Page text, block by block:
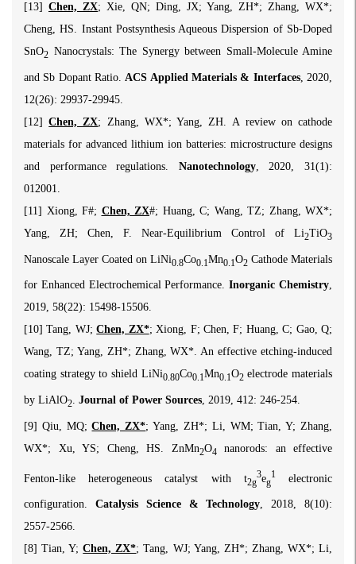
[13] Chen, ZX; Xie, QN; Ding, JX; Yang, ZH*; Zhang, WX*;
Cheng, HS. Instant Postsynthesis Aqueous Dispersion of Sb-Doped
SnO2 Nanocrystals: The Synergy between Small-Molecule Amine
and Sb Dopant Ratio. ACS Applied Materials & Interfaces, 2020,
12(26): 29937-29945.
[12]Chen, ZX; Zhang, WX*; Yang, ZH. A review on cathode
materials for advanced lithium ion batteries: microstructure designs
and performance regulations. Nanotechnology, 2020, 31(1):
012001.
[11] Xiong, F#; Chen, ZX#; Huang, C; Wang, TZ; Zhang, WX*;
Yang, ZH; Chen, F. Near-Equilibrium Control of Li2TiO3
Nanoscale Layer Coated on LiNi0.8Co0.1 Mn0.1 O2 Cathode Materials
for Enhanced Electrochemical Performance.Inorganic Chemistry,
2019, 58(22): 15498-15506.
[10] Tang, WJ;Chen, ZX*; Xiong, F; Chen, F; Huang, C; Gao, Q;
Wang, TZ; Yang, ZH*; Zhang, WX*. An effective etching-induced
coating strategy to shield LiNi0.80Co0.1Mn0.1O2electrode materials
by LiAlO2. Journal of Power Sources, 2019, 412: 246-254.
[9] Qiu, MQ;Chen, ZX*; Yang, ZH*; Li, WM; Tian, Y; Zhang,
WX*; Xu, YS; Cheng, HS. ZnMn2O4 nanorods: an effective
Fenton-like heterogeneous catalyst with t2g
3eg
1electronic
configuration. Catalysis Science & Technology, 2018, 8(10):
2557-2566.
[8] Tian, Y;Chen, ZX*; Tang, WJ; Yang, ZH*; Zhang, WX*; Li,